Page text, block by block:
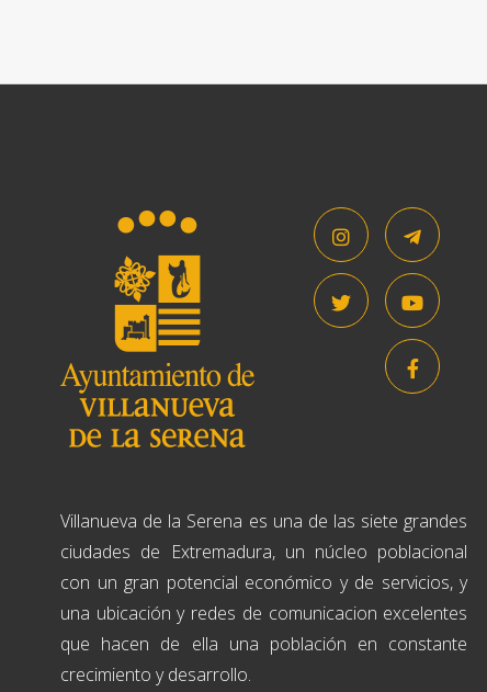
Villanueva de la Serena es una de las siete grandes
ciudades de Extremadura, un núcleo poblacional
con un gran potencial económico y de servicios, y
una ubicación y redes de comunicacion excelentes
que hacen de ella una población en constante
crecimiento y desarrollo.